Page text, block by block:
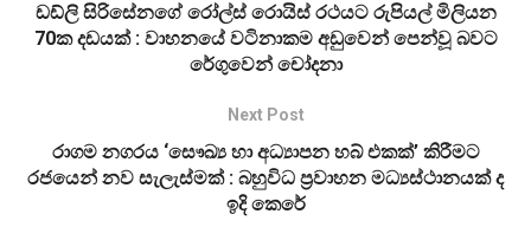
ඩඩ්ලි සිරිසේනගේ රෝල්ස් රොයිස් රථයට රුපියල් මිලියන
70ක දඩයක් : වාහනයේ වටිනාකම අඩුවෙන් පෙන්වූ බවට
රේගුවෙන් චෝදනා
Next Post
රාගම නගරය ‘සෞඛ්‍ය හා අධ්‍යාපන හබ් එකක්’ කිරීමට
රජයෙන් නව සැලැස්මක් : බහුවිධ ප්‍රවාහන මධ්‍යස්ථානයක් ද
ඉදි කෙරේ